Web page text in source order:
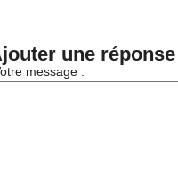
une réponse
message :